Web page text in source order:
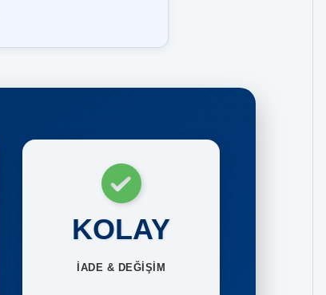
KOLAY
İADE & DEĞİŞİM